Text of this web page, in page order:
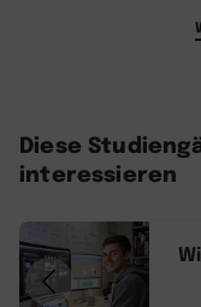
Diese
interessieren